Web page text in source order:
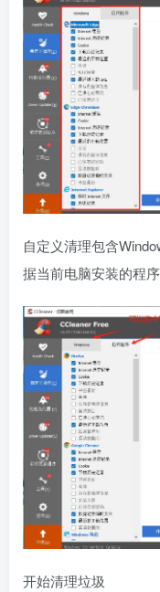
自定义清理包含
据当前电脑安装的程
开始清理垃圾